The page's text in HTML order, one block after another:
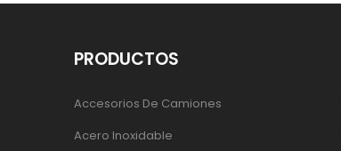
PRODUCTOS
Accesorios De Camiones
Acero Inoxidable